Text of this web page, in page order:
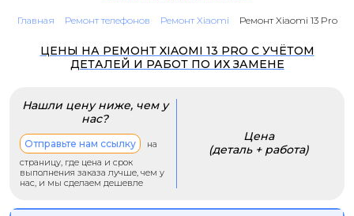
Главная Ремонт телефонов Ремонт Xiaomi Ремонт Xiaomi 13 Pro
ЦЕНЫ НА РЕМОНТ XIAOMI 13 PRO С УЧЁТОМ
ДЕТАЛЕЙ И РАБОТ ПО ИХ ЗАМЕНЕ
Нашли цену ниже, чем у
нас?
Отправьте нам ссылку
на
страницу, где цена и срок
выполнения заказа лучше, чем у
нас, и мы сделаем дешевле
Цена
(деталь + работа)